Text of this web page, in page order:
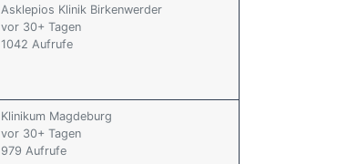
Asklepios Klinik Birkenwerder
vor 30+ Tagen
1042 Aufrufe
Klinikum Magdeburg
vor 30+ Tagen
979 Aufrufe